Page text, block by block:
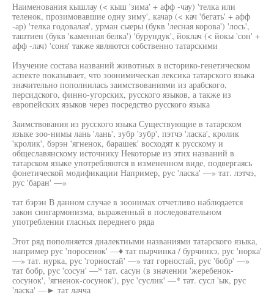
Наименования кышлау (< кыш 'зима' + афф -чау) 'телка или
теленок, прозимовавшие одну зиму', качар (< кач 'бегать' + афф
-ар) 'телка годовалая', урман сыеры (букв 'лесная корова') 'лось',
таштиен (букв 'каменная белка') 'бурундук', йоклач (< йокы 'сон' +
афф -лач) 'соня' также являются собственно татарскими
Изучение состава названий животных в историко-генетическом
аспекте показывает, что зоонимическая лексика татарского языка
значительно пополнилась заимствованиями из арабского,
персидского, финно-угорских, русского языков, а также из
европейских языков через посредство русского языка
Заимствования из русского языка Существующие в татарском
языке зоо-нимы лань 'лань', зубр 'зубр', пэтчэ 'ласка', кролик
'кролик', бэрэн 'ягненок, барашек' восходят к русскому и
общеславянскому источнику Некоторые из этих названий в
татарском языке употребляются в измененном виде, подвергаясь
фонетической модификации Например, рус 'ласка' —» тат. лэтчэ,
рус 'баран' —»
тат бэрэн В данном случае в зоонимах отчетливо наблюдается
закон сингармонизма, выраженный в последовательном
употреблении гласных переднего ряда
Этот ряд пополняется диалектными названиями татарского языка,
например рус 'поросенок' —♦ тат пырчинка / бурчинкэ, рус 'норка'
—» тат. нурка, рус 'горностай' —» тат горностай, рус 'бобр' —»
тат бобр, рус 'сосун' —* тат. сасун (в значении 'жеребенок-
сосунок', 'ягненок-сосунок'), рус 'суслик' —* тат. сусл 'ык, рус
'ласка' —► тат лачча